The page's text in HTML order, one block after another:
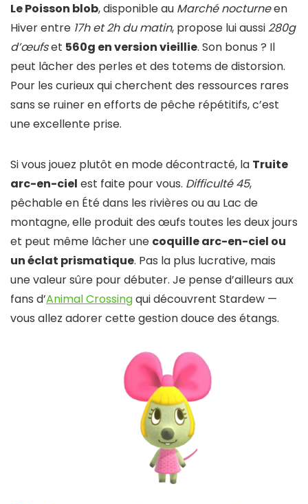
Le Poisson blob, disponible au Marché nocturneen
Hiver entre 17h et 2h du matin, propose lui aussi 280g
d’œufset 560g en version vieillie. Son bonus ? Il
peut lâcher des perles et des totems de distorsion.
Pour les curieux qui cherchent des ressources rares
sans se ruiner en efforts de pêche répétitifs, c’est
une excellente prise.
Si vous jouez plutôt en mode décontracté, la Truite
arc-en-ciel est faite pour vous. Difficulté 45,
pêchable en Été dans les rivières ou au Lac de
montagne, elle produit des œufs toutes les deux jours
et peut même lâcher une coquille arc-en-ciel ou
un éclat prismatique. Pas la plus lucrative, mais
une valeur sûre pour débuter. Je pense d’ailleurs aux
fans d’Animal Crossingqui découvrent Stardew —
vous allez adorer cette gestion douce des étangs.